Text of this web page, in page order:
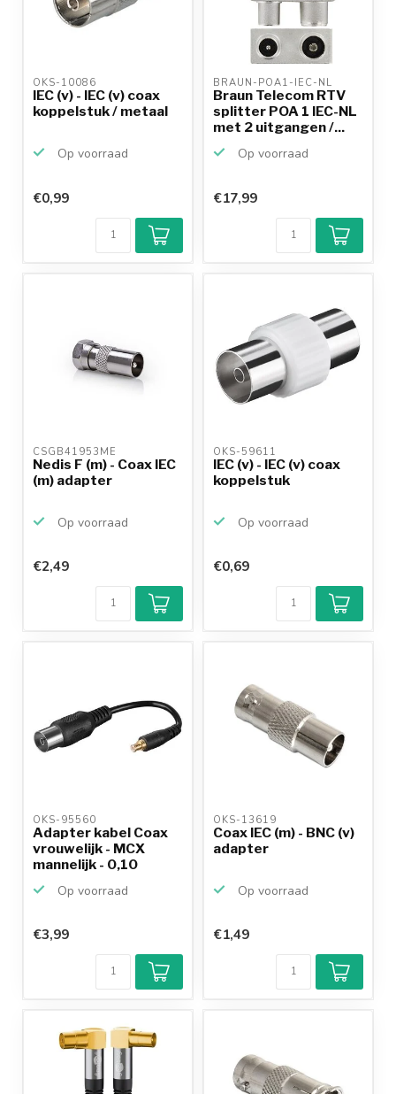
OKS-10086
IEC (v) - IEC (v) coax
koppelstuk / metaal
Op voorraad
€0,99
BRAUN-POA1-IEC-NL
Braun Telecom RTV
splitter POA 1 IEC-NL
met 2 uitgangen /...
Op voorraad
€17,99
CSGB41953ME
Nedis F (m) - Coax IEC
(m) adapter
Op voorraad
€2,49
OKS-59611
IEC (v) - IEC (v) coax
koppelstuk
Op voorraad
9,2/10
Achteraf
betalen mogelijk
€0,69
OKS-95560
Adapter kabel Coax
vrouwelijk - MCX
mannelijk - 0,10
Op voorraad
€3,99
OKS-13619
Coax IEC (m) - BNC (v)
adapter
Op voorraad
€1,49